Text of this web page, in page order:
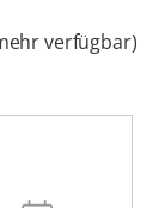
verfügbar)